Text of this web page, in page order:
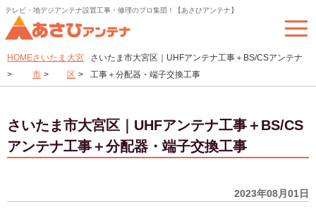
テレビ・地デジアンテナ設置工事・修理のプロ集団！【あさひアンテナ】
HOME
>
さいたま
市 >
大宮
区 >
さいたま市大宮区｜UHFアンテナ工事＋BS/CSアンテナ
工事＋分配器・端子交換工事
さいたま市大宮区｜UHFアンテナ工事＋BS/CS
アンテナ工事＋分配器・端子交換工事
2023年08月01日